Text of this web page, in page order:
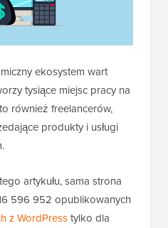
ekosystem wart
tysiące miejsc pracy na
również freelancerów,
produkty i usługi
artykułu, sama strona
596 952 opublikowanych
z WordPresstylko dla